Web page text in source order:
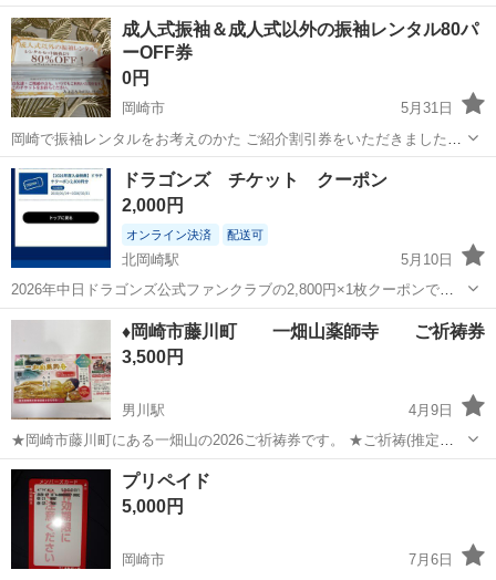
す。 有効期限は2026年7月末です。 片道乗車券の為、往復で使用する
場合は2枚必要になります。 別途特急券を購入頂ければ、「しまか
ぜ」「ひのとり」などの特急列車...
愛知 岡崎市 岡崎駅 新幹線/鉄道切符 近鉄電車
成人式振袖＆成人式以外の振袖レンタル80パ
ーOFF券
0円
岡崎市
5月31日
岡崎で振袖レンタルをお考えのかた ご紹介割引券をいただきましたの
で 来年成人式がお子様にどうぞ 衣装レンタル5000円割引と 成人式以
外の振袖レンタルが80パーOFFになる 券だそうです。
愛知 岡崎市 チケット
ドラゴンズ チケット クーポン
2,000円
オンライン決済 配送可
北岡崎駅
5月10日
2026年中日ドラゴンズ公式ファンクラブの2,800円×1枚クーポンで
す。他のサイトにも載せていますので、購入前に一言下さい。 商品は
クーポン番号をメッセージにてお伝えします。
愛知 岡崎市 北岡崎駅 スポーツ クーポン
♦︎岡崎市藤川町 一畑山薬師寺 ご祈祷券
3,500円
男川駅
4月9日
★岡崎市藤川町にある一畑山の2026ご祈祷券です。 ★ご祈祷(推定
3000円)季節料理(推定1600円) 御霊泉券(推定1400円)トータル(推定
6000円) ★有効期限 2026.1225日まで ★季節料理御膳は、松茸、...
愛知 岡崎市 男川駅
プリペイド
5,000円
岡崎市
7月6日